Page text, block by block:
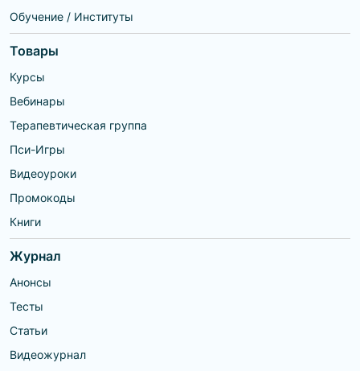
Обучение / Институты
Товары
Курсы
Вебинары
Терапевтическая группа
Пси-Игры
Видеоуроки
Промокоды
Книги
Журнал
Анонсы
Тесты
Статьи
Видеожурнал